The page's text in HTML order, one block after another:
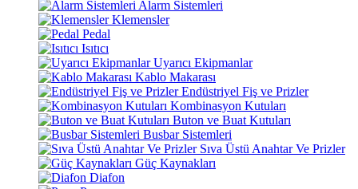
Alarm Sistemleri
Klemensler
Pedal
Isıtıcı
Uyarıcı Ekipmanlar
Kablo Makarası
Endüstriyel Fiş ve Prizler
Kombinasyon Kutuları
Buton ve Buat Kutuları
Busbar Sistemleri
Sıva Üstü Anahtar Ve Prizler
Güç Kaynakları
Diafon